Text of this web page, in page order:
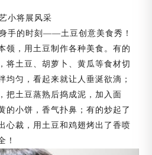
小将展风采
手的时刻——土豆创意美食秀！
领，用土豆制作各种美食。有的
将土豆、胡萝卜、黄瓜等食材切
均匀，看起来就让人垂涎欲滴；
把土豆蒸熟后捣成泥，加入面
的小饼，香气扑鼻；有的炒起了
心裁，用土豆和鸡翅烤出了香喷
！